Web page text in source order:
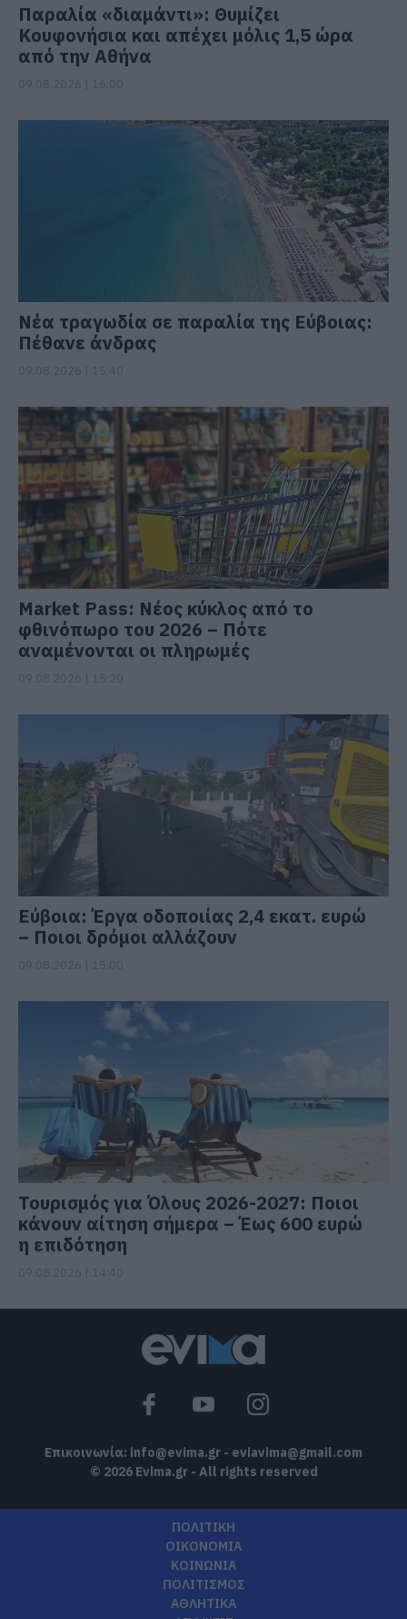
Παραλία «διαμάντι»: Θυμίζει
Κουφονήσια και απέχει μόλις 1,5 ώρα
από την Αθήνα
Νέα τραγωδία σε παραλία της Εύβοιας:
Πέθανε άνδρας
Market Pass: Νέος κύκλος από το
φθινόπωρο του 2026 – Πότε
αναμένονται οι πληρωμές
Εύβοια: Έργα οδοποιίας 2,4 εκατ. ευρώ
– Ποιοι δρόμοι αλλάζουν
Τουρισμός για Όλους 2026-2027: Ποιοι
κάνουν αίτηση σήμερα – Έως 600 ευρώ
η επιδότηση
Επικοινωνία: info@evima.gr - eviavima@gmail.com
© 2026 Evima.gr - All rights reserved
ΠΟΛΙΤΙΚΗ
ΟΙΚΟΝΟΜΙΑ
ΚΟΙΝΩΝΙΑ
ΠΟΛΙΤΙΣΜΟΣ
ΑΘΛΗΤΙΚΑ